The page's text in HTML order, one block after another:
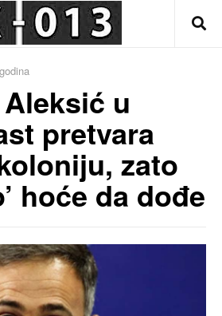
u
pretvara
zato
hoće da dođe